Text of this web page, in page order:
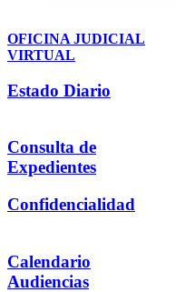
OFICINA JUDICIAL
VIRTUAL
Estado Diario
Consulta de
Expedientes
Confidencialidad
Calendario
Audiencias